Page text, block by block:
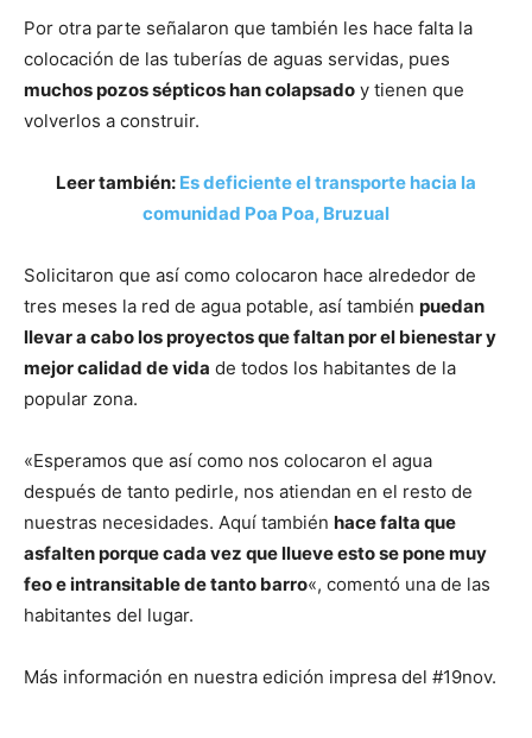
Por otra parte señalaron que también les hace falta la
colocación de las tuberías de aguas servidas, pues
muchos pozos sépticos han colapsado y tienen que
volverlos a construir.
Leer también: Es deficiente el transporte hacia la
comunidad Poa Poa, Bruzual
Solicitaron que así como colocaron hace alrededor de
tres meses la red de agua potable, así también puedan
llevar a cabo los proyectos que faltan por el bienestar y
mejor calidad de vida de todos los habitantes de la
popular zona.
«Esperamos que así como nos colocaron el agua
después de tanto pedirle, nos atiendan en el resto de
nuestras necesidades. Aquí también hace falta que
asfalten porque cada vez que llueve esto se pone muy
feo e intransitable de tanto barro«, comentó una de las
habitantes del lugar.
Más información en nuestra edición impresa del #19nov.